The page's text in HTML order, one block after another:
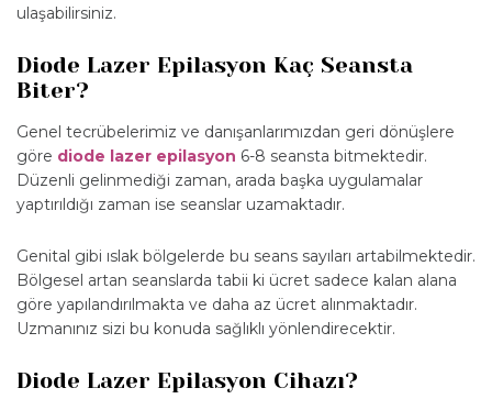
ulaşabilirsiniz.
Diode Lazer Epilasyon Kaç Seansta
Biter?
Genel tecrübelerimiz ve danışanlarımızdan geri dönüşlere
göre diode lazer epilasyon 6-8 seansta bitmektedir.
Düzenli gelinmediği zaman, arada başka uygulamalar
yaptırıldığı zaman ise seanslar uzamaktadır.
Genital gibi ıslak bölgelerde bu seans sayıları artabilmektedir.
Bölgesel artan seanslarda tabii ki ücret sadece kalan alana
göre yapılandırılmakta ve daha az ücret alınmaktadır.
Uzmanınız sizi bu konuda sağlıklı yönlendirecektir.
Diode Lazer Epilasyon Cihazı?